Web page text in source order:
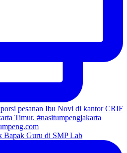
Bapak Guru di SMP Lab